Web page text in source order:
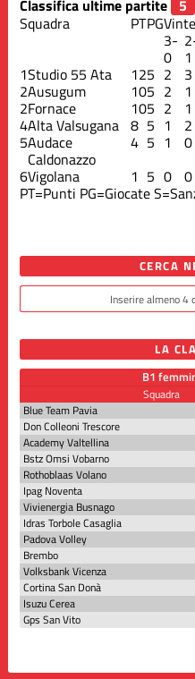
Classifica ultime partite
Squadra
PTPGVinte
3-
0 1
1Studio 55 Ata 125 2 3
2Ausugum 105 2 1
2Fornace 105 2 1
4Alta Valsugana 8 5 1 2
5Audace
Caldonazzo
4 5 1 0
6Vigolana 1 5 0 0
PT=Punti PG=Giocate
CERCA
LA
B1
Squadra
Blue Team Pavia
Don Colleoni Trescore
Academy Valtellina
Bstz Omsi Vobarno
Rothoblaas Volano
Ipag Noventa
Vivienergia Busnago
Idras Torbole Casaglia
Padova Volley
Brembo
Volksbank Vicenza
Cortina San Donà
Isuzu Cerea
Gps San Vito